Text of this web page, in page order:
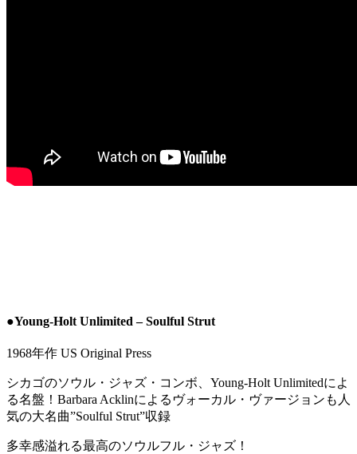
●Young-Holt Unlimited – Soulful Strut
1968年作 US Original Press
シカゴのソウル・ジャズ・コンボ、Young-Holt Unlimitedによ
る名盤！Barbara Acklinによるヴォーカル・ヴァージョンも人
気の大名曲”Soulful Strut”収録
多幸感溢れる最高のソウルフル・ジャズ！